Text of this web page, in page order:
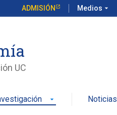
ADMISIÓN Medios arrow_drop_down
UC
arrow_drop_down Noticias